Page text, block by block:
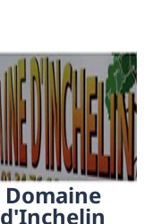
Domaine
d'Inchelin